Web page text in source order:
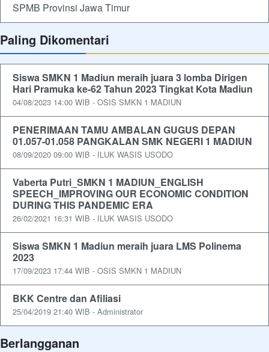
SPMB Provinsi Jawa Timur
Paling Dikomentari
Siswa SMKN 1 Madiun meraih juara 3 lomba Dirigen
Hari Pramuka ke-62 Tahun 2023 Tingkat Kota Madiun
04/08/2023 14:00 WIB - OSIS SMKN 1 MADIUN
PENERIMAAN TAMU AMBALAN GUGUS DEPAN
01.057-01.058 PANGKALAN SMK NEGERI 1 MADIUN
08/09/2020 09:00 WIB - ILUK WASIS USODO
Vaberta Putri_SMKN 1 MADIUN_ENGLISH
SPEECH_IMPROVING OUR ECONOMIC CONDITION
DURING THIS PANDEMIC ERA
26/02/2021 16:31 WIB - ILUK WASIS USODO
Siswa SMKN 1 Madiun meraih juara LMS Polinema
2023
17/09/2023 17:44 WIB - OSIS SMKN 1 MADIUN
BKK Centre dan Afiliasi
25/04/2019 21:40 WIB - Administrator
Berlangganan